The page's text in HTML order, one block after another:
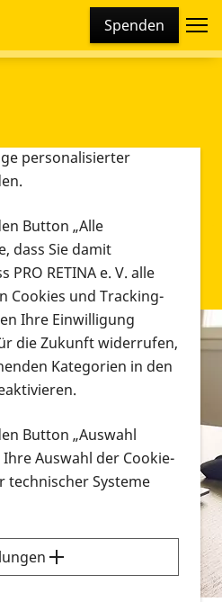
Spenden
in verschiedenen
Sie nach Infonmaterial
bzw. herunterladen
dieErklärvideos zum
Cookies und
beinhaltet Cookies und
personalisierter
Button „Alle
dass Sie damit
RETINA e. V. alle
Cookies und Tracking-
Ihre Einwilligung
die Zukunft widerrufen,
Kategorien in den
Button „Auswahl
Auswahl der Cookie-
technischer Systeme